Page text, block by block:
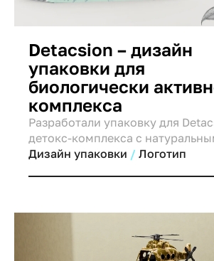
Detacsion – дизайн
упаковки для
биологически
комплекса
Разработали упаковку для
детокс-комплекса с
Чистый дизайн, природные
Дизайн упаковки Логотип